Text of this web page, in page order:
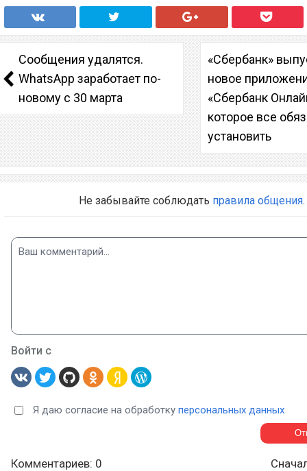
Сообщения удалятся.
WhatsApp заработает по-
новому с 30 марта
«Сбербанк»
новое
«Сбербанк
которое все
установить
Не забывайте соблюдать правила общения.
Войти с
Я даю согласие на обработку персональных данных
Комментариев: 0